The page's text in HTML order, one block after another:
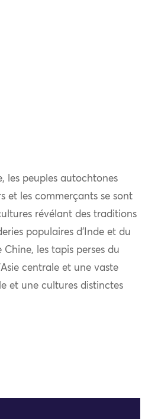
les peuples autochtones
et les commerçants se sont
révélant des traditions
populaires d’Inde et du
les tapis perses du
centrale et une vaste
et une cultures distinctes